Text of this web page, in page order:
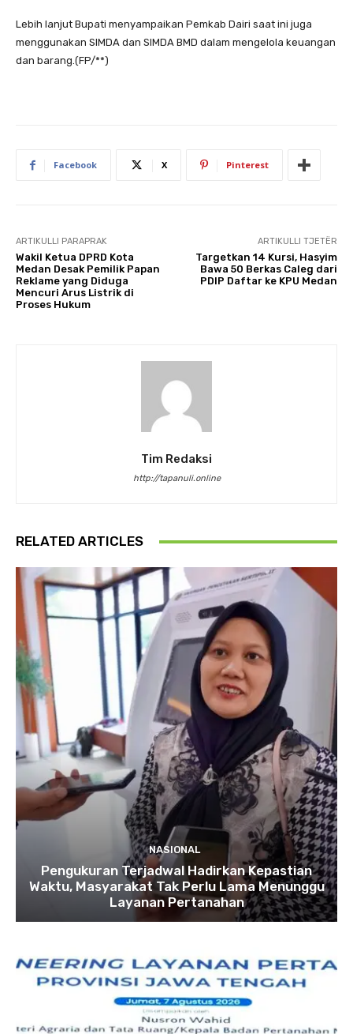
Lebih lanjut Bupati menyampaikan Pemkab Dairi saat ini juga
menggunakan SIMDA dan SIMDA BMD dalam mengelola keuangan
dan barang.(FP/**)
Facebook X Pinterest
ARTIKULLI PARAPRAK
Wakil Ketua DPRD Kota
Medan Desak Pemilik Papan
Reklame yang Diduga
Mencuri Arus Listrik di
Proses Hukum
ARTIKULLI TJETËR
Targetkan 14 Kursi, Hasyim
Bawa 50 Berkas Caleg dari
PDIP Daftar ke KPU Medan
Tim Redaksi
http://tapanuli.online
RELATED ARTICLES
NASIONAL
Pengukuran Terjadwal Hadirkan Kepastian
Waktu, Masyarakat Tak Perlu Lama Menunggu
Layanan Pertanahan